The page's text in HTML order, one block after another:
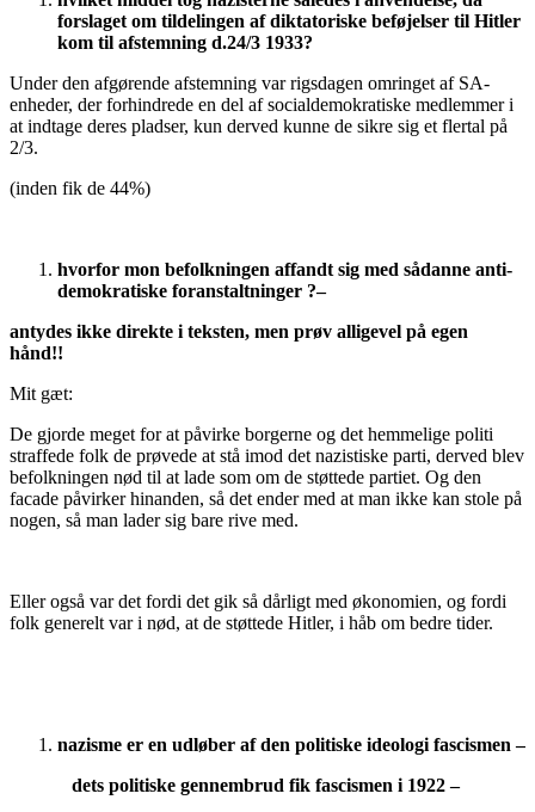
forslaget om tildelingen af diktatoriske beføjelser til Hitler
kom til afstemning d.24/3 1933?
Under den afgørende afstemning var rigsdagen omringet af SA-
enheder, der forhindrede en del af socialdemokratiske medlemmer i
at indtage deres pladser, kun derved kunne de sikre sig et flertal på
2/3.
(inden fik de 44%)
hvorfor mon befolkningen affandt sig med sådanne anti-
demokratiske foranstaltninger ?–
antydes ikke direkte i teksten, men prøv alligevel på egen
hånd!!
Mit gæt:
De gjorde meget for at påvirke borgerne og det hemmelige politi
straffede folk de prøvede at stå imod det nazistiske parti, derved blev
befolkningen nød til at lade som om de støttede partiet. Og den
facade påvirker hinanden, så det ender med at man ikke kan stole på
nogen, så man lader sig bare rive med.
Eller også var det fordi det gik så dårligt med økonomien, og fordi
folk generelt var i nød, at de støttede Hitler, i håb om bedre tider.
nazisme er en udløber af den politiske ideologi fascismen –
dets politiske gennembrud fik fascismen i 1922 –